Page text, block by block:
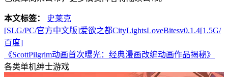
本文标签：
史莱克
[SLG/PC/官方中文版]爱欲之都CityLightsLoveBitesv0.1.4[1.5G/
百度]
《ScottPilgrim动画首次曝光：经典漫画改编动画作品揭秘》
各类单机绅士游戏